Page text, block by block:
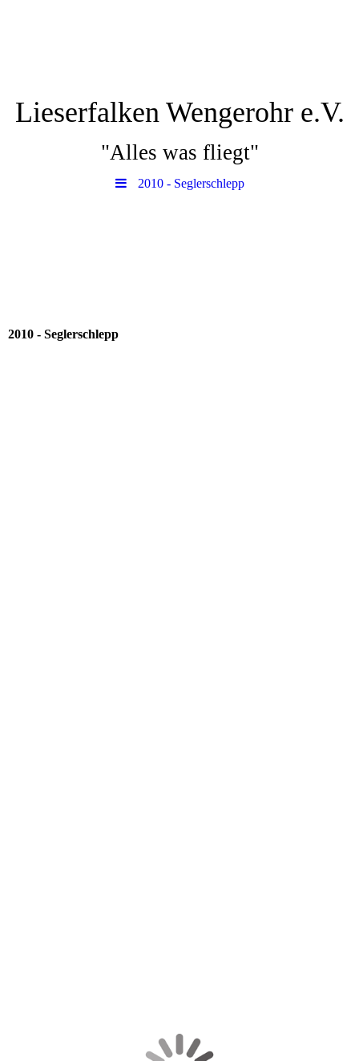
Lieserfalken Wengerohr e.V.
"Alles was fliegt"
2010 - Seglerschlepp
2010 - Seglerschlepp